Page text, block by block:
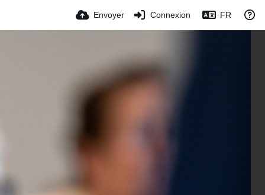
Envoyer Connexion FR